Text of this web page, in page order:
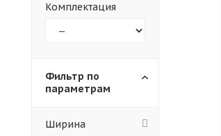
Комплектация
Фильтр по
параметрам
Ширина